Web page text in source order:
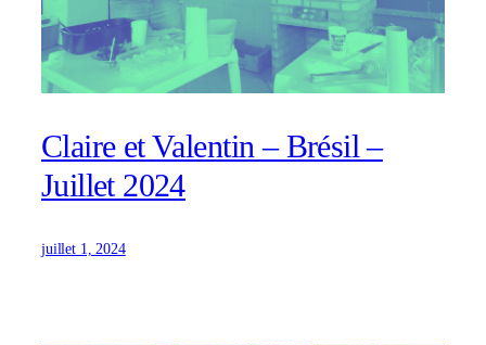
Claire et Valentin – Brésil –
Juillet 2024
juillet 1, 2024